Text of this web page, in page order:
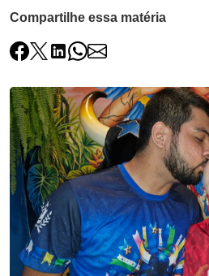
Compartilhe essa matéria